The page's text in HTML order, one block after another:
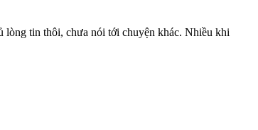
lòng tin thôi, chưa nói tới chuyện khác. Nhiều khi